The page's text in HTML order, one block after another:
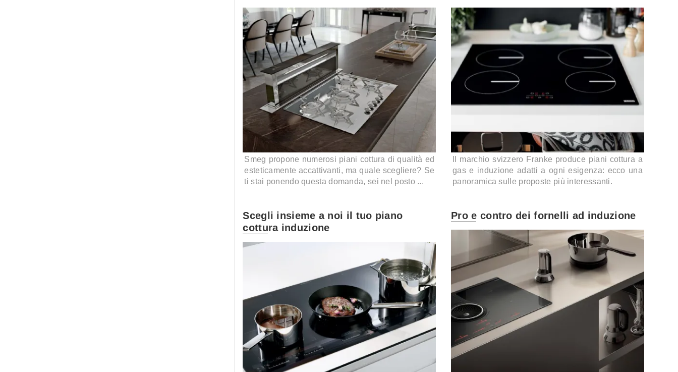
Smeg propone numerosi piani cottura di qualità ed
esteticamente accattivanti, ma quale scegliere? Se
ti stai ponendo questa domanda, sei nel posto ...
Il marchio svizzero Franke produce piani cottura a
gas e induzione adatti a ogni esigenza: ecco una
panoramica sulle proposte più interessanti.
Scegli insieme a noi il tuo piano
cottura induzione
Pro e contro dei fornelli ad induzione